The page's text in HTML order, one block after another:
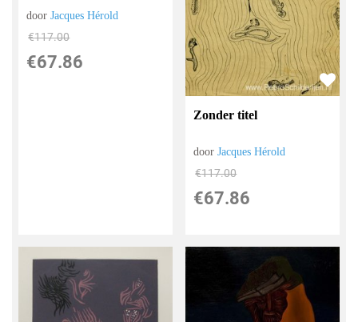
doorJacques Hérold
€117.00
€67.86
Zonder titel
doorJacques Hérold
€117.00
€67.86